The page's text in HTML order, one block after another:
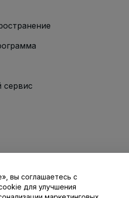
сервис
с нами
вы соглашаетесь с
для улучшения